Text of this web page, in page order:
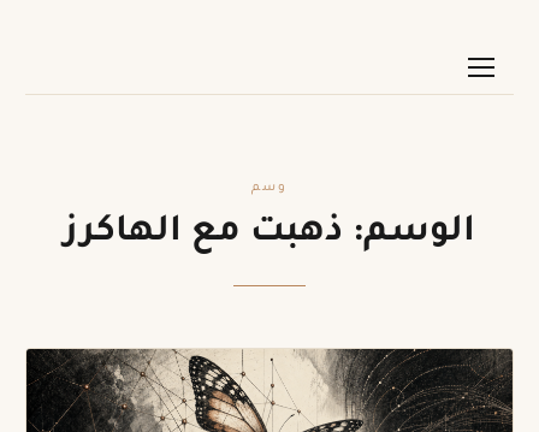
وسم
الوسم: ذهبت مع الهاكرز